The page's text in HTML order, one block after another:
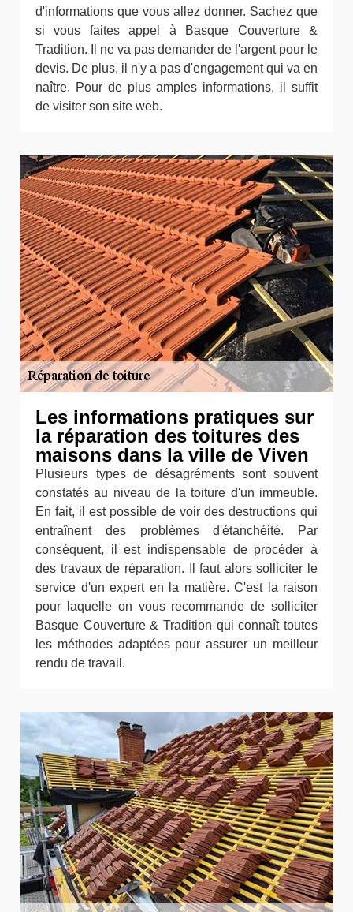
d'informations que vous allez donner. Sachez que
si vous faites appel à Basque Couverture &
Tradition. Il ne va pas demander de l'argent pour le
devis. De plus, il n'y a pas d'engagement qui va en
naître. Pour de plus amples informations, il suffit
de visiter son site web.
Les informations pratiques sur
la réparation des toitures des
maisons dans la ville de Viven
Plusieurs types de désagréments sont souvent
constatés au niveau de la toiture d'un immeuble.
En fait, il est possible de voir des destructions qui
entraînent des problèmes d'étanchéité. Par
conséquent, il est indispensable de procéder à
des travaux de réparation. Il faut alors solliciter le
service d'un expert en la matière. C'est la raison
pour laquelle on vous recommande de solliciter
Basque Couverture & Tradition qui connaît toutes
les méthodes adaptées pour assurer un meilleur
rendu de travail.